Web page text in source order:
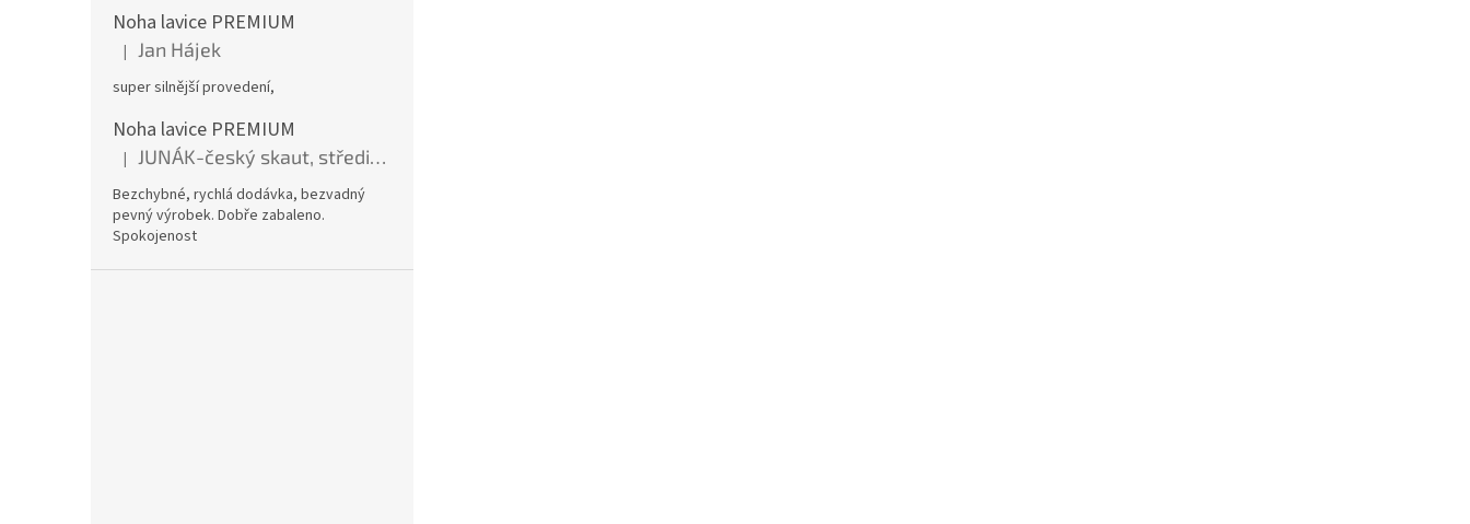
Noha lavice PREMIUM
Hodnocení produktu je 5 z 5 hvězdiček.
| Jan Hájek
super silnější provedení,
Noha lavice PREMIUM
Hodnocení produktu je 5 z 5 hvězdiček.
| JUNÁK-český skaut, středisko BOBŘI
Bezchybné, rychlá dodávka, bezvadný
pevný výrobek. Dobře zabaleno.
Spokojenost